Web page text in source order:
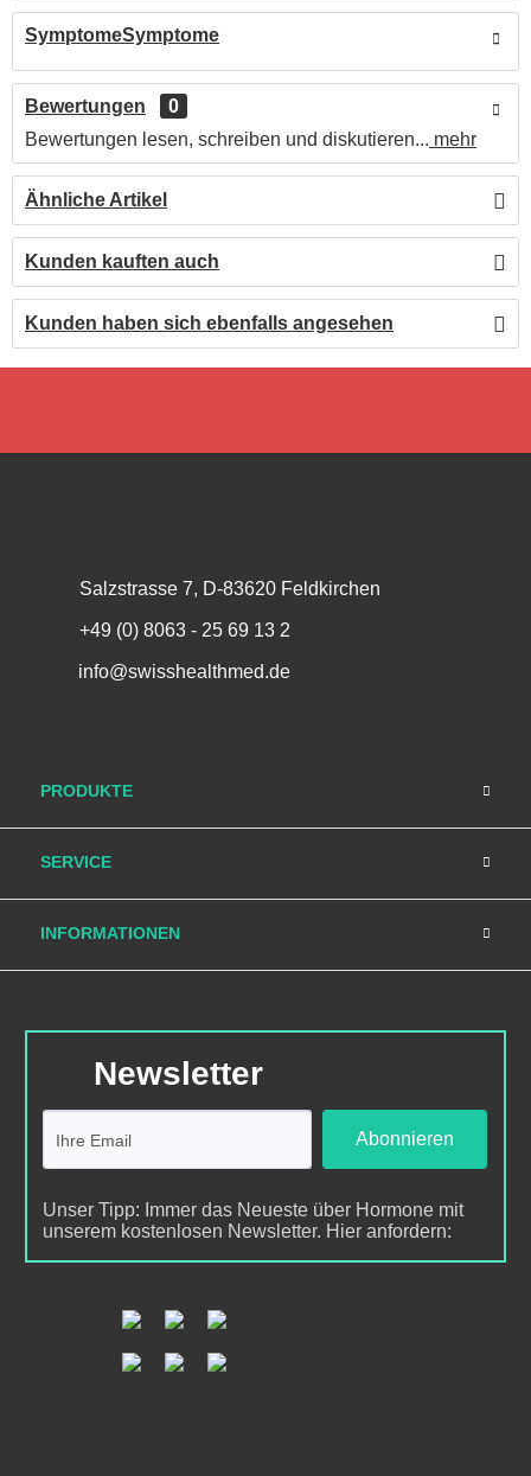
SymptomeSymptome
Bewertungen
0
Bewertungen lesen, schreiben und diskutieren... mehr
Ähnliche Artikel
Kunden kauften auch
Kunden haben sich ebenfalls angesehen
Salzstrasse 7, D-83620 Feldkirchen
+49 (0) 8063 - 25 69 13 2
info@swisshealthmed.de
PRODUKTE
SERVICE
INFORMATIONEN
Newsletter
Abonnieren
Unser Tipp: Immer das Neueste über Hormone mit
unserem kostenlosen Newsletter. Hier anfordern: